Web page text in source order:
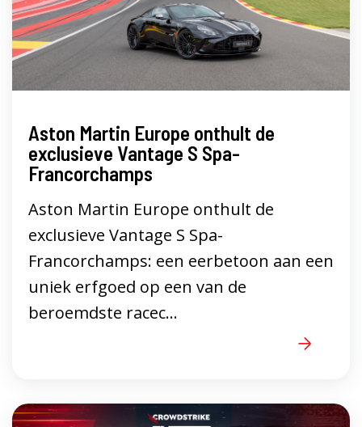
Aston Martin Europe onthult de
exclusieve Vantage S Spa-
Francorchamps
Aston Martin Europe onthult de
exclusieve Vantage S Spa-
Francorchamps: een eerbetoon aan een
uniek erfgoed op een van de
beroemdste racec...